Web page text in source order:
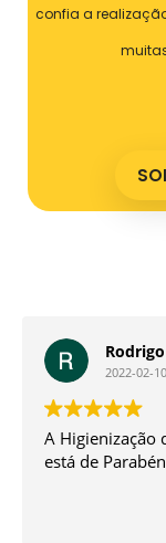
confia a
2022-01-04
A experiência
excelente